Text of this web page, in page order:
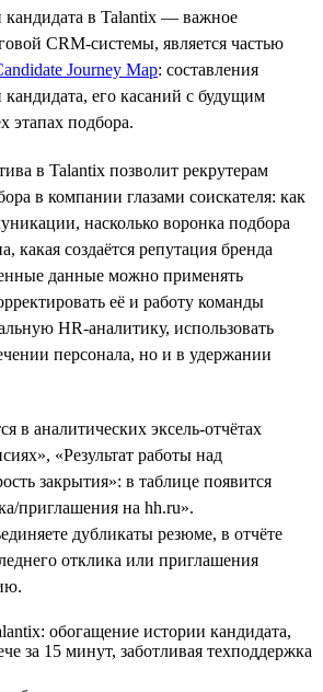
в Talantix — важное
CRM-системы, является частью
Journey Map: составления
его касаний с будущим
этапах подбора.
в Talantix позволит рекрутерам
в компании глазами соискателя: как
насколько воронка подбора
какая создаётся репутация бренда
данные можно применять
её и работу команды
HR-аналитику, использовать
персонала, но и в удержании
в аналитических эксель-отчётах
«Результат работы над
закрытия»: в таблице появится
приглашения на hh.ru».
дубликаты резюме, в отчёте
отклика или приглашения